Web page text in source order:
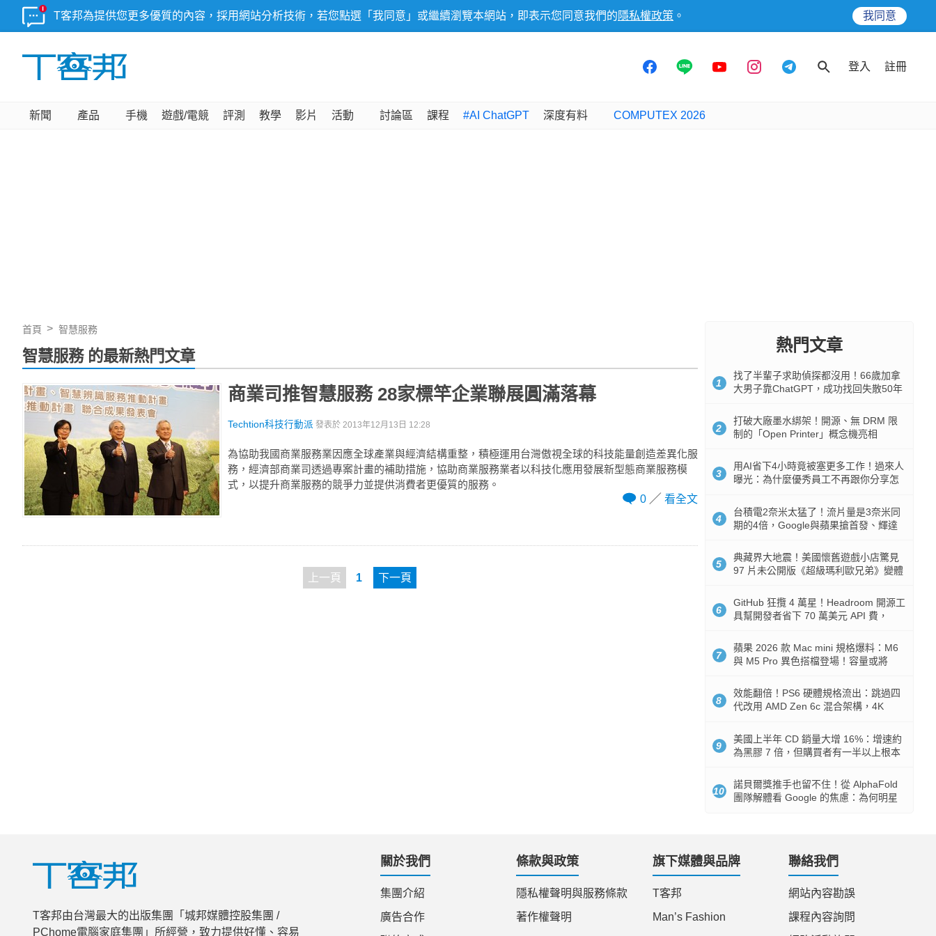
T客邦為提供您更多優質的內容，採用網站分析技術，若您點選「我同意」或繼續瀏覽本網站，即表示您同意我們的 隱私權政策 。 我同意
登入 註冊
新聞 產品 手機 遊戲/電競 評測 教學 影片 活動 討論區 課程 #AI ChatGPT 深度有料 COMPUTEX 2026
首頁 智慧服務
智慧服務 的最新熱門文章
商業司推智慧服務 28家標竿企業聯展圓滿落幕
Techtion科技行動派 發表於 2013年12月13日 12:28
為協助我國商業服務業因應全球產業與經濟結構重整，積極運用台灣傲視全球的科技能量創造差異化服
務，經濟部商業司透過專案計畫的補助措施，協助商業服務業者以科技化應用發展新型態商業服務模
式，以提升商業服務的競爭力並提供消費者更優質的服務。
0
看全文
上一頁 1 下一頁
熱門文章
1
找了半輩子求助偵探都沒用！66歲加拿
大男子靠ChatGPT，成功找回失散50年
2
打破大廠墨水綁架！開源、無 DRM 限
制的「Open Printer」概念機亮相
3
用AI省下4小時竟被塞更多工作！過來人
曝光：為什麼優秀員工不再跟你分享怎
4
台積電2奈米太猛了！流片量是3奈米同
期的4倍，Google與蘋果搶首發、輝達
5
典藏界大地震！美國懷舊遊戲小店驚見
97 片未公開版《超級瑪利歐兄弟》變體
6
GitHub 狂攬 4 萬星！Headroom 開源工
具幫開發者省下 70 萬美元 API 費，
7
蘋果 2026 款 Mac mini 規格爆料：M6
與 M5 Pro 異色搭檔登場！容量或將
8
效能翻倍！PS6 硬體規格流出：跳過四
代改用 AMD Zen 6c 混合架構，4K
9
美國上半年 CD 銷量大增 16%：增速約
為黑膠 7 倍，但購買者有一半以上根本
10
諾貝爾獎推手也留不住！從 AlphaFold
團隊解體看 Google 的焦慮：為何明星
T客邦由台灣最大的出版集團「城邦媒體控股集團 /
PChome電腦家庭集團」所經營，致力提供好懂、容易
關於我們
集團介紹
廣告合作
條款與政策
隱私權聲明與服務條款
著作權聲明
旗下媒體與品牌
T客邦
Man’s Fashion
聯絡我們
網站內容勘誤
課程內容詢問